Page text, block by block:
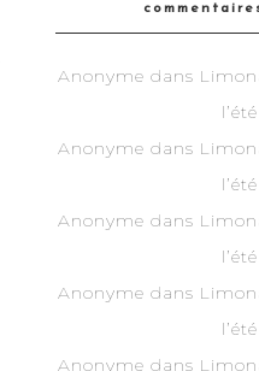
Anonyme dans
l’été
Anonyme dans
l’été
Anonyme dans
l’été
Anonyme dans
l’été
Anonyme dans